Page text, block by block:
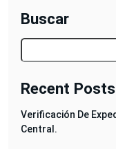
Buscar
Recent Posts
Verificación De
Central.